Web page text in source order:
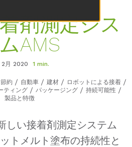
剤測定シス
AMS
月 2020 1 min.
節約 自動車 建材
ロボットによる接着
ティング パッケージング
持続可能性
製品と特徴
しい接着剤測定システム
トメルト塗布の持続性と